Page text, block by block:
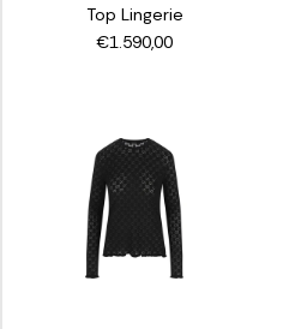
Top Lingerie
€1.590,00